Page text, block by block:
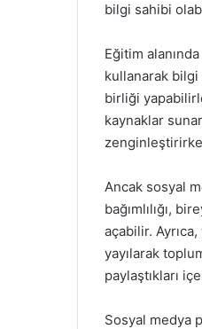
bilgi sahibi
Eğitim
kullanarak
birliği
kaynaklar
Ancak sosyal
bağımlılığı,
açabilir.
yayılarak
paylaştıkları
Sosyal medya